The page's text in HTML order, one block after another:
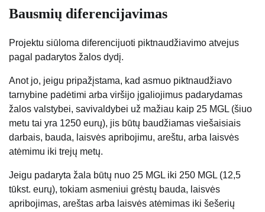
Bausmių diferencijavimas
Projektu siūloma diferencijuoti piktnaudžiavimo atvejus
pagal padarytos žalos dydį.
Anot jo, jeigu pripažįstama, kad asmuo piktnaudžiavo
tarnybine padėtimi arba viršijo įgaliojimus padarydamas
žalos valstybei, savivaldybei už mažiau kaip 25 MGL (šiuo
metu tai yra 1250 eurų), jis būtų baudžiamas viešaisiais
darbais, bauda, laisvės apribojimu, areštu, arba laisvės
atėmimu iki trejų metų.
Jeigu padaryta žala būtų nuo 25 MGL iki 250 MGL (12,5
tūkst. eurų), tokiam asmeniui grėstų bauda, laisvės
apribojimas, areštas arba laisvės atėmimas iki šešerių